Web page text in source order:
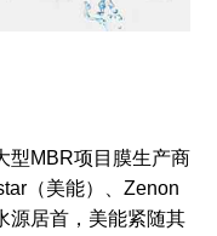
型MBR项目膜生产商
（美能）、Zenon
源居首，美能紧随其